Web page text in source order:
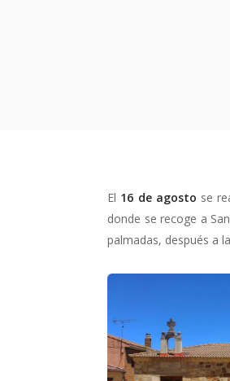
El 16 de agosto se
donde se recoge a
palmadas, después a